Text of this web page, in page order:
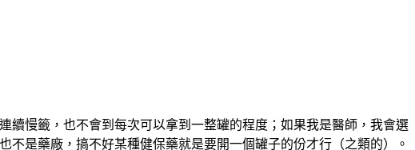
續慢籤，也不會到每次可以拿到一整罐的程度；如果我是醫師，我會選
是藥廠，搞不好某種健保藥就是要開一個罐子的份才行（之類的）。